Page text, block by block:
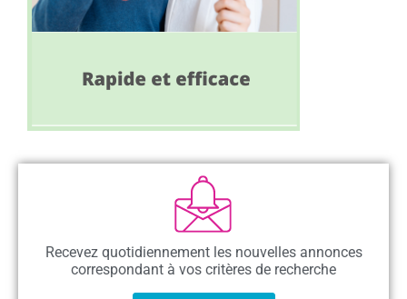
Recevez quotidiennement les nouvelles annonces
correspondant à vos critères de recherche